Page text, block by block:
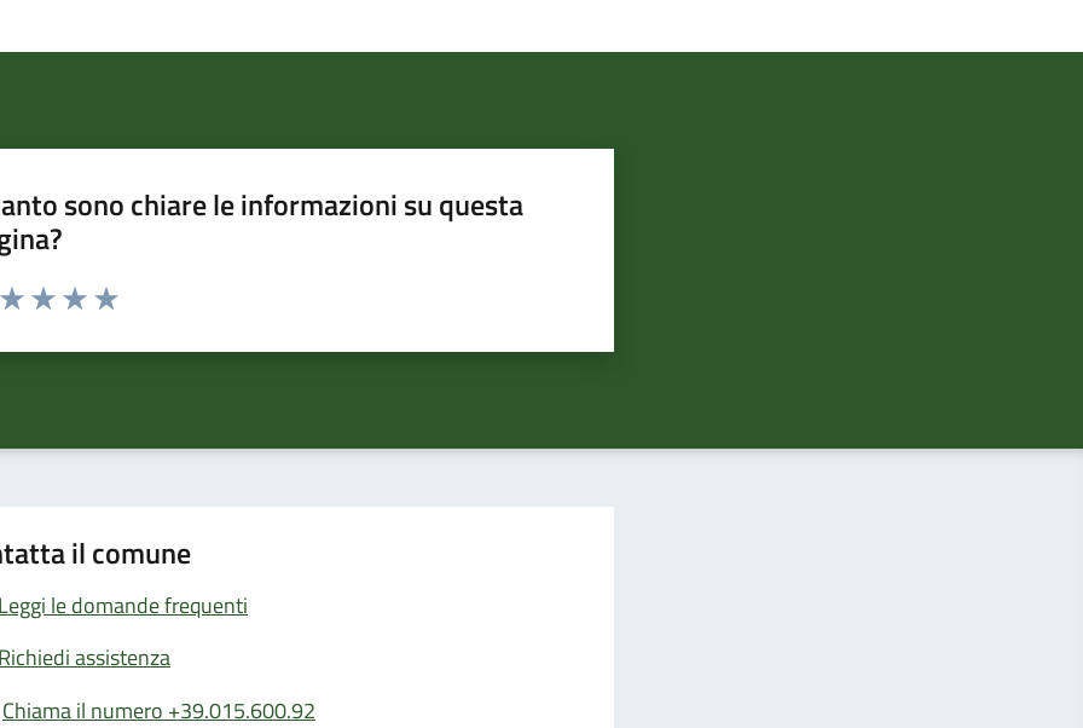
sono chiare le informazioni su questa
da 1 a 5 stelle la pagina
il comune
Leggi le domande frequenti
Richiedi assistenza
Chiama il numero +39.015.600.92